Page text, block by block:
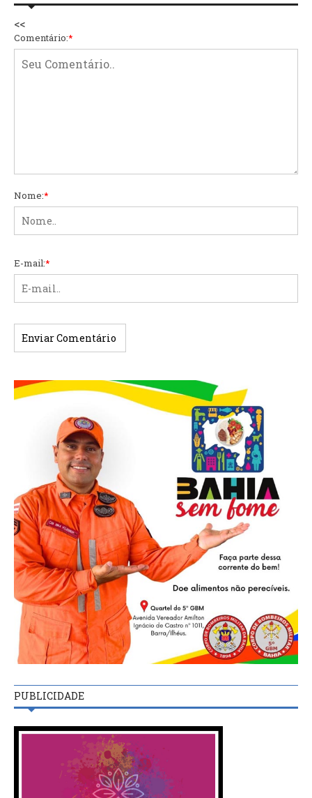
<<
Comentário:*
Nome:*
E-mail:*
PUBLICIDADE